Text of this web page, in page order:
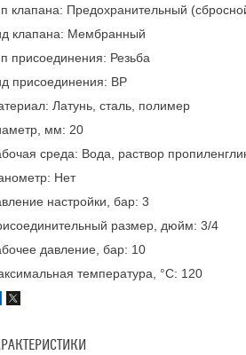
клапана: Предохранительный
клапана: Мембранный
присоединения: Резьба
присоединения: ВР
Латунь, сталь, полимер
мм: 20
среда: Вода, раствор
Нет
настройки, бар: 3
размер, дюйм: 3/4
давление, бар: 10
температура, °С: 120